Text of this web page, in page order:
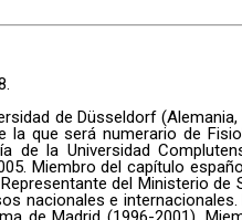
de Düsseldorf
la que será numerario de
de la Universidad
Miembro del capítulo
del Ministerio
nacionales e